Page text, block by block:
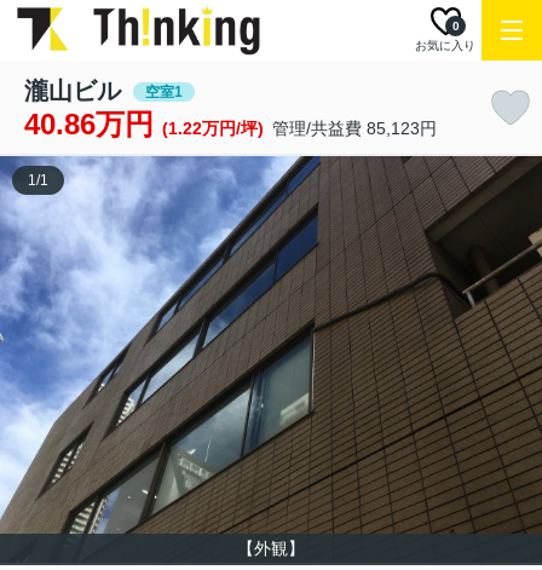
お気に入り
0
瀧山ビル 空室1
40.86万円 (1.22万円/坪) 管理/共益費 85,123円
【外観】
1/1